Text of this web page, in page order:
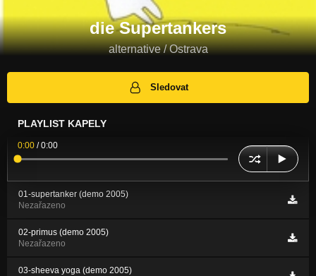
die Supertankers
alternative / Ostrava
Sledovat
PLAYLIST KAPELY
0:00 /0:00
01-supertanker (demo 2005)
Nezařazeno
02-primus (demo 2005)
Nezařazeno
03-sheeva yoga (demo 2005)